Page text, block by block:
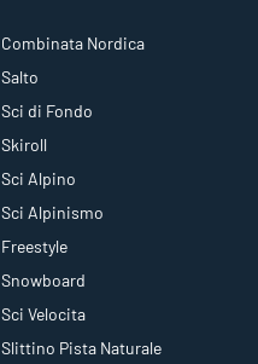
Combinata Nordica
Salto
Sci di Fondo
Skiroll
Sci Alpino
Sci Alpinismo
Freestyle
Snowboard
Sci Velocita
Slittino Pista Naturale